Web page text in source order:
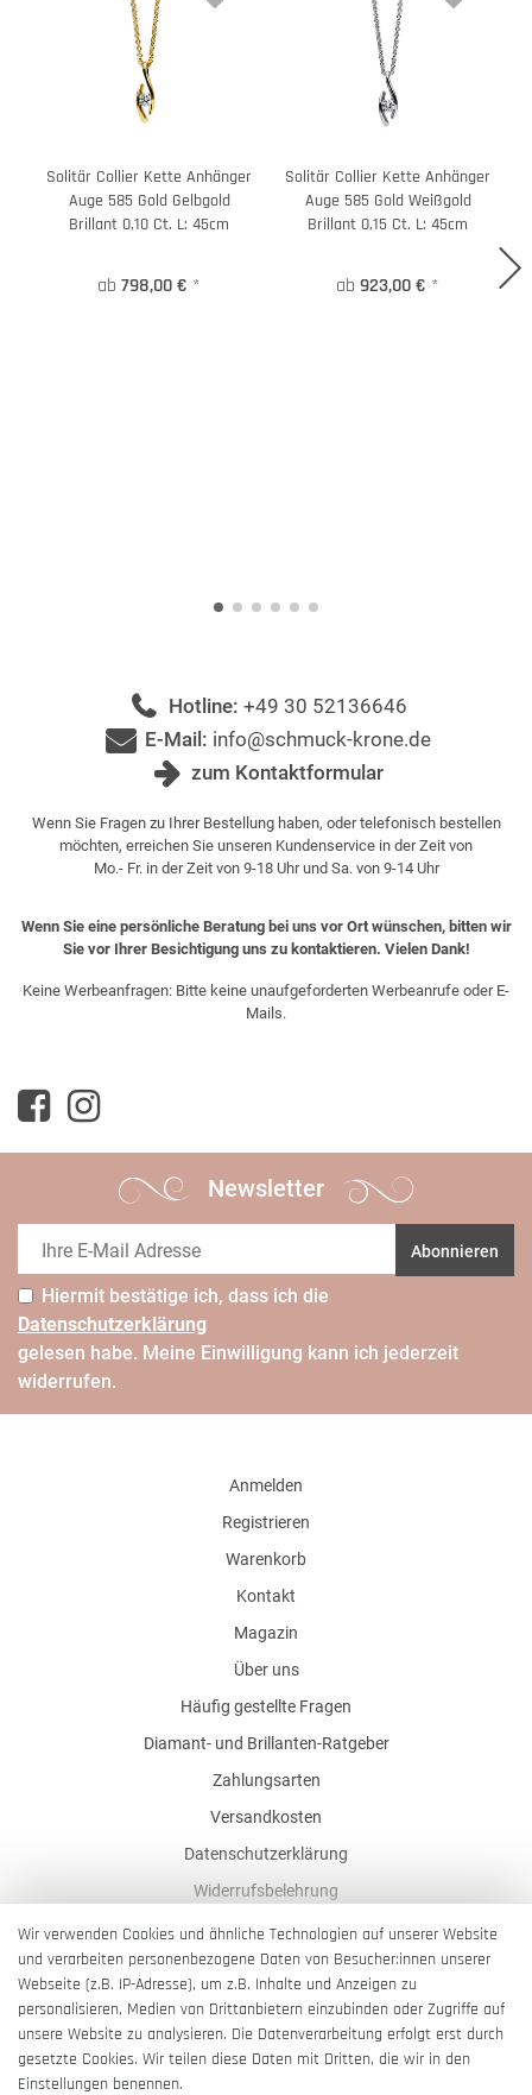
Solitär Collier Kette Anhänger
Auge 585 Gold Gelbgold
Brillant 0,10 Ct. L: 45cm
ab 798,00 € *
Solitär Collier Kette Anhänger
Auge 585 Gold Weißgold
Brillant 0,15 Ct. L: 45cm
ab 923,00 € *
Hotline: +49 30 52136646
E-Mail: info@schmuck-krone.de
zum Kontaktformular
Wenn Sie Fragen zu Ihrer Bestellung haben, oder telefonisch bestellen
möchten, erreichen Sie unseren Kundenservice in der Zeit von
Mo.- Fr. in der Zeit von 9-18 Uhr und Sa. von 9-14 Uhr
Wenn Sie eine persönliche Beratung bei uns vor Ort wünschen, bitten wir
Sie vor Ihrer Besichtigung uns zu kontaktieren. Vielen Dank!
Keine Werbeanfragen: Bitte keine unaufgeforderten Werbeanrufe oder E-
Mails.
Newsletter
Abonnieren
Hiermit bestätige ich, dass ich die
Daten­schutz­erklärung
gelesen habe. Meine Einwilligung kann ich jederzeit
widerrufen.
Anmelden
Registrieren
Warenkorb
Kontakt
Magazin
Über uns
Häufig gestellte Fragen
Diamant- und Brillanten-Ratgeber
Zahlungsarten
Versandkosten
Datenschutzerklärung
Widerrufsbelehrung
AGB
Impressum
Barrierefreiheitserklärung
Wir verwenden Cookies und ähnliche Technologien auf unserer Website
und verarbeiten personenbezogene Daten von Besucher:innen unserer
Webseite (z.B. IP-Adresse), um z.B. Inhalte und Anzeigen zu
personalisieren, Medien von Drittanbietern einzubinden oder Zugriffe auf
unsere Website zu analysieren. Die Datenverarbeitung erfolgt erst durch
gesetzte Cookies. Wir teilen diese Daten mit Dritten, die wir in den
Einstellungen benennen.